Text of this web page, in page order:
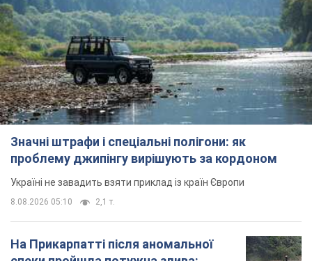
Значні штрафи і спеціальні полігони: як
проблему джипінгу вирішують за кордоном
Україні не завадить взяти приклад із країн Європи
8.08.2026 05:10 2,1 т.
На Прикарпатті після аномальної